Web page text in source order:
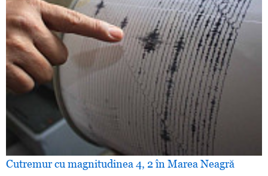
Cutremur cu magnitudinea 4, 2 în Marea Neagră